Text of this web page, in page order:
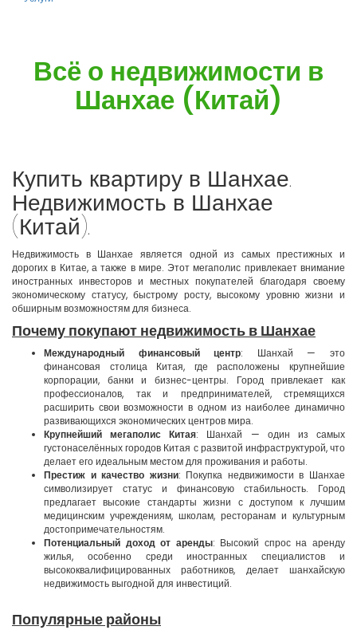
Всё о недвижимости в
Шанхае (Китай)
Купить квартиру в Шанхае.
Недвижимость в Шанхае
(Китай).
Недвижимость в Шанхае является одной из самых престижных и
дорогих в Китае, а также в мире. Этот мегаполис привлекает внимание
иностранных инвесторов и местных покупателей благодаря своему
экономическому статусу, быстрому росту, высокому уровню жизни и
обширным возможностям для бизнеса.
Почему покупают недвижимость в Шанхае
Международный финансовый центр: Шанхай — это
финансовая столица Китая, где расположены крупнейшие
корпорации, банки и бизнес-центры. Город привлекает как
профессионалов, так и предпринимателей, стремящихся
расширить свои возможности в одном из наиболее динамично
развивающихся экономических центров мира.
Крупнейший мегаполис Китая: Шанхай — один из самых
густонаселённых городов Китая с развитой инфраструктурой, что
делает его идеальным местом для проживания и работы.
Престиж и качество жизни: Покупка недвижимости в Шанхае
символизирует статус и финансовую стабильность. Город
предлагает высокие стандарты жизни с доступом к лучшим
медицинским учреждениям, школам, ресторанам и культурным
достопримечательностям.
Потенциальный доход от аренды: Высокий спрос на аренду
жилья, особенно среди иностранных специалистов и
высококвалифицированных работников, делает шанхайскую
недвижимость выгодной для инвестиций.
Популярные районы